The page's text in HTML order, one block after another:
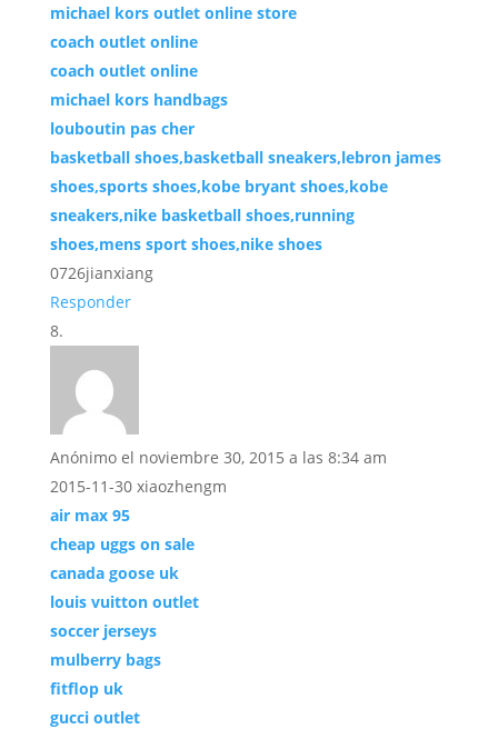
michael kors outlet online store
coach outlet online
coach outlet online
michael kors handbags
louboutin pas cher
basketball shoes,basketball sneakers,lebron james
shoes,sports shoes,kobe bryant shoes,kobe
sneakers,nike basketball shoes,running
shoes,mens sport shoes,nike shoes
0726jianxiang
Responder
Anónimo el noviembre 30, 2015 a las 8:34 am
2015-11-30 xiaozhengm
air max 95
cheap uggs on sale
canada goose uk
louis vuitton outlet
soccer jerseys
mulberry bags
fitflop uk
gucci outlet